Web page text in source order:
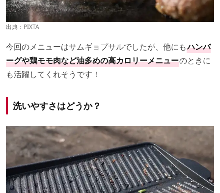
出典：PIXTA
今回のメニューはサムギョプサルでしたが、他にもハンバ
ーグや鶏モモ肉など油多めの高カロリーメニューのときに
も活躍してくれそうです！
洗いやすさはどうか？